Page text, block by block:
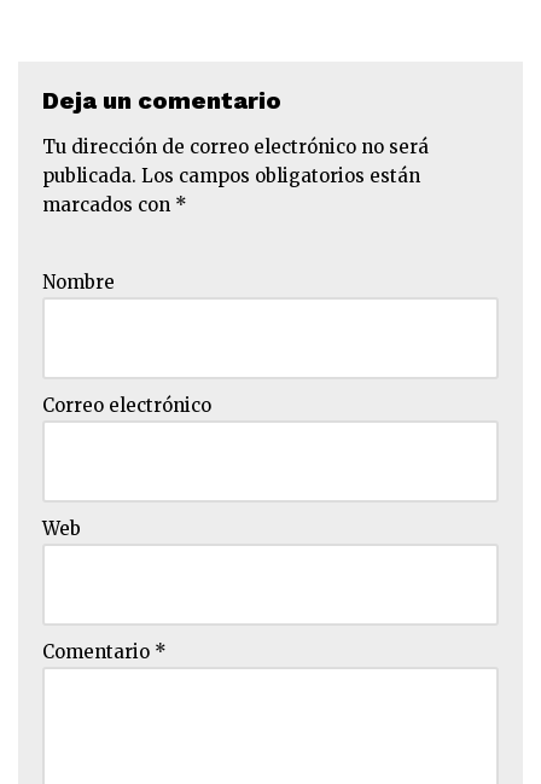
Deja un comentario
Tu dirección de correo electrónico no será
publicada. Los campos obligatorios están
marcados con *
Nombre
Correo electrónico
Web
Comentario *